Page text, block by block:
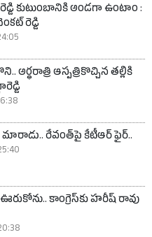
కుటుంబానికి అండగా ఉంటాం :
రెడ్డి
అర్ధరాత్రి ఆస్పత్రికొచ్చిన తల్లికి
రేవంత్‌పై కేటీఆర్ ఫైర్..
కాంగ్రెస్‌కు హరీష్ రావు